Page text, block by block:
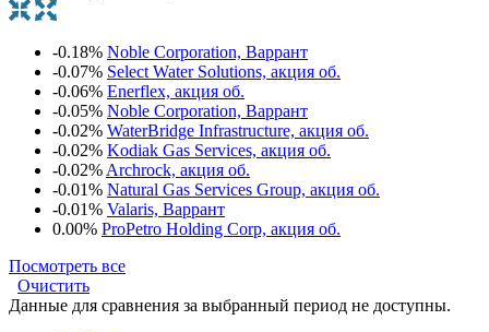
-0.18% Noble Corporation, Варрант
-0.07% Select Water Solutions, акция об.
-0.06% Enerflex, акция об.
-0.05% Noble Corporation, Варрант
-0.02% WaterBridge Infrastructure, акция об.
-0.02% Kodiak Gas Services, акция об.
-0.02%Archrock, акция об.
-0.01% Natural Gas Services Group, акция об.
-0.01% Valaris, Варрант
0.00% ProPetro Holding Corp, акция об.
Посмотреть все
Очистить
Данные для сравнения за выбранный период не доступны.